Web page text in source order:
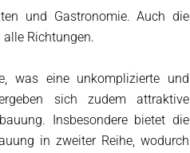
und Gastronomie. Auch die
Richtungen.
was eine unkomplizierte und
sich zudem attraktive
Insbesondere bietet die
in zweiter Reihe, wodurch